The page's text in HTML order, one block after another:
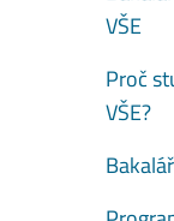
VŠE
Proč
VŠE?